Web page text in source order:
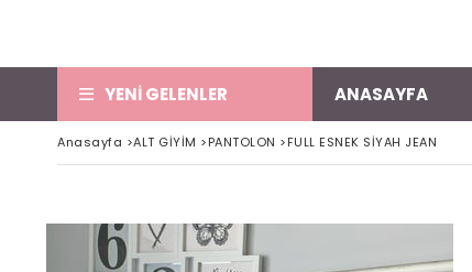
YENİ GELENLER ANASAYFA
Anasayfa >ALT GİYİM >PANTOLON >FULL ESNEK SİYAH JEAN